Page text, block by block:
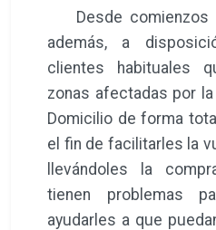
Desde comienzos
además, a
clientes habituales
zonas afectadas por
Domicilio de forma
el fin de facilitarles la
llevándoles la
tienen problemas
ayudarles a que